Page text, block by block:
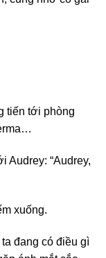
tiến tới phòng
“Audrey,
xuống.
đang có điều gì